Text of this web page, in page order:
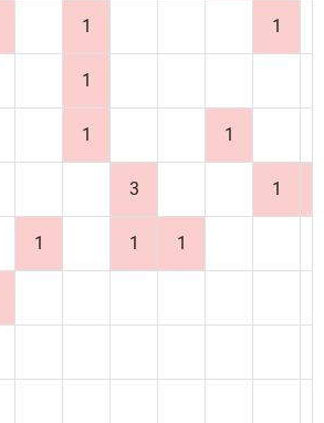
1 1
1
1 1
3 1
1 1 1